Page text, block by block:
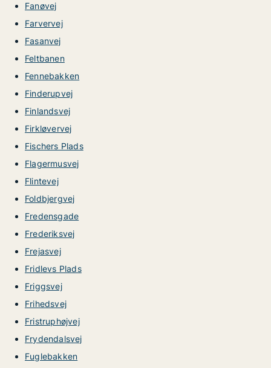
Fanøvej
Farvervej
Fasanvej
Feltbanen
Fennebakken
Finderupvej
Finlandsvej
Firkløvervej
Fischers Plads
Flagermusvej
Flintevej
Foldbjergvej
Fredensgade
Frederiksvej
Frejasvej
Fridlevs Plads
Friggsvej
Frihedsvej
Fristruphøjvej
Frydendalsvej
Fuglebakken